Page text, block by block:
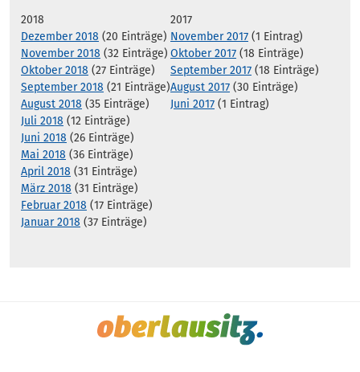
2018
Dezember 2018 (20 Einträge)
November 2018 (32 Einträge)
Oktober 2018 (27 Einträge)
September 2018 (21 Einträge)
August 2018 (35 Einträge)
Juli 2018 (12 Einträge)
Juni 2018 (26 Einträge)
Mai 2018 (36 Einträge)
April 2018 (31 Einträge)
März 2018 (31 Einträge)
Februar 2018 (17 Einträge)
Januar 2018 (37 Einträge)
2017
November 2017 (1 Eintrag)
Oktober 2017 (18 Einträge)
September 2017 (18 Einträge)
August 2017 (30 Einträge)
Juni 2017 (1 Eintrag)